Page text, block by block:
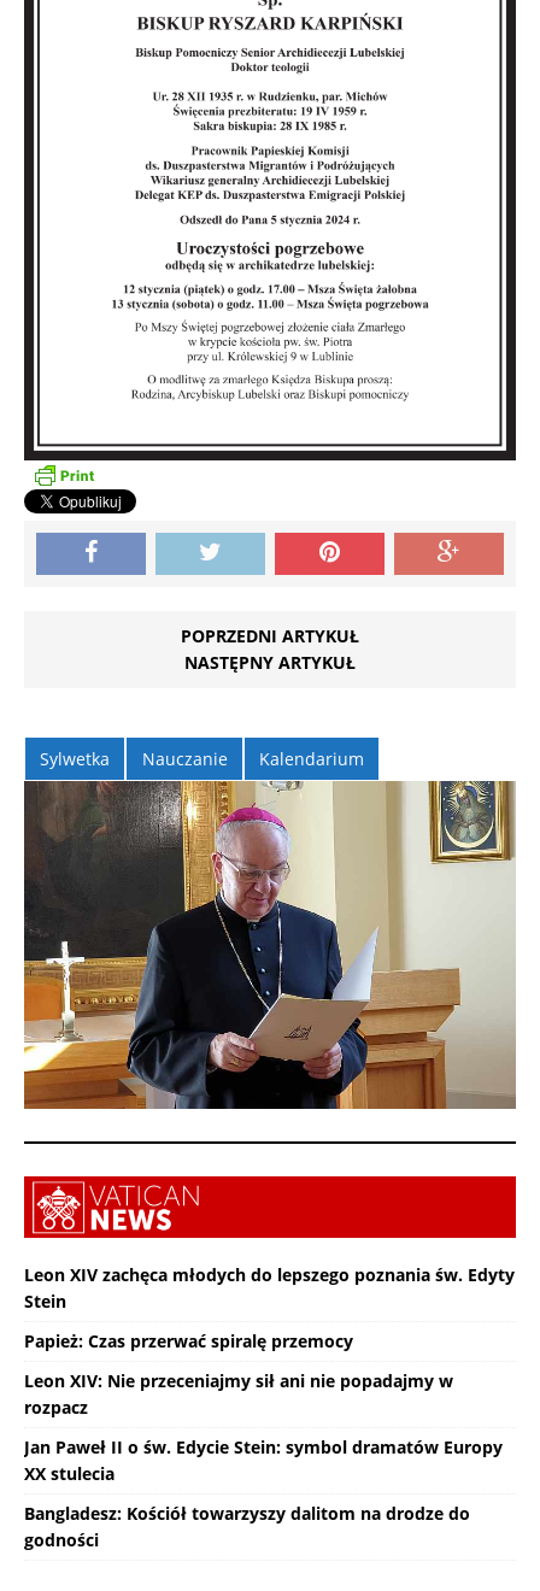
POPRZEDNI ARTYKUŁ
NASTĘPNY ARTYKUŁ
Sylwetka Nauczanie Kalendarium
Leon XIV zachęca młodych do lepszego poznania św. Edyty
Stein
Papież: Czas przerwać spiralę przemocy
Leon XIV: Nie przeceniajmy sił ani nie popadajmy w
rozpacz
Jan Paweł II o św. Edycie Stein: symbol dramatów Europy
XX stulecia
Bangladesz: Kościół towarzyszy dalitom na drodze do
godności